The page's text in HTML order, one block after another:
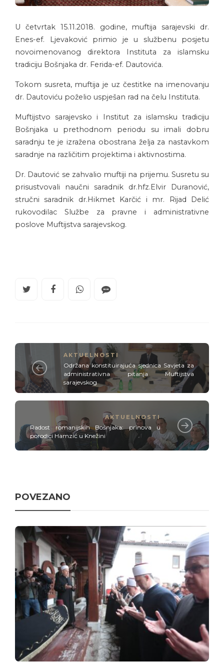
U četvrtak 15.11.2018. godine, muftija sarajevski dr.
Enes-ef. Ljevaković primio je u službenu posjetu
novoimenovanog direktora Instituta za islamsku
tradiciju Bošnjaka dr. Ferida-ef. Dautovića.
Tokom susreta, muftija je uz čestitke na imenovanju
dr. Dautoviću poželio uspješan rad na čelu Instituta.
Muftijstvo sarajevsko i Institut za islamsku tradiciju
Bošnjaka u prethodnom periodu su imali dobru
saradnju te je izražena obostrana želja za nastavkom
saradnje na različitim projektima i aktivnostima.
Dr. Dautović se zahvalio muftiji na prijemu. Susretu su
prisustvovali naučni saradnik dr.hfz.Elvir Duranović,
stručni saradnik dr.Hikmet Karčić i mr. Rijad Delić
rukovodilac Službe za pravne i administrativne
poslove Muftijstva sarajevskog.
AKTUELNOSTI
Održana konstituirajuća sjednica Savjeta za
administrativna pitanja Muftijstva
sarajevskog
AKTUELNOSTI
Radost romanijskih Bošnjaka: prinova u
porodici Hamzić u Knežini
POVEZANO